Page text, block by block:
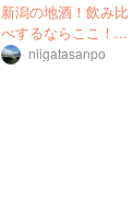
新潟の地酒！飲み比
べするならここ！...
niigatasanpo